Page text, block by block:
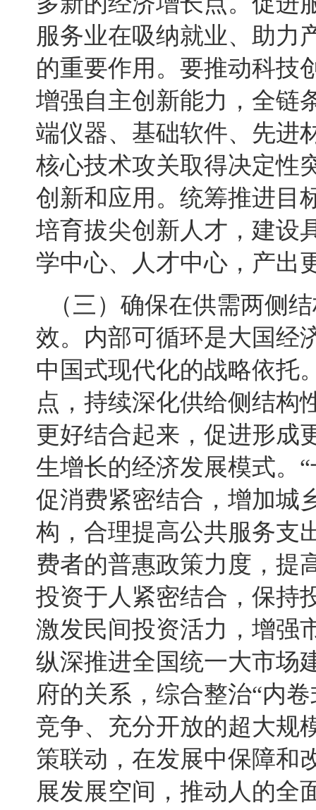
服务业在吸纳就业、助力
的重要作用。要推动科技
增强自主创新能力，全链
端仪器、基础软件、先进
核心技术攻关取得决定性
创新和应用。统筹推进目
培育拔尖创新人才，建设
学中心、人才中心，产出
（三）确保在供需两侧
效。内部可循环是大国经
中国式现代化的战略依托
点，持续深化供给侧结构
更好结合起来，促进形成
生增长的经济发展模式。
促消费紧密结合，增加城
构，合理提高公共服务支
费者的普惠政策力度，提
投资于人紧密结合，保持
激发民间投资活力，增强
纵深推进全国统一大市场
府的关系，综合整治“内
竞争、充分开放的超大规
策联动，在发展中保障和
展发展空间，推动人的全